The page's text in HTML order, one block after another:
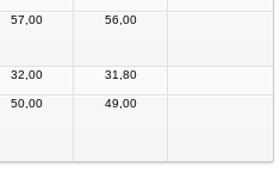
57,00 56,00
32,00 31,80
50,00 49,00